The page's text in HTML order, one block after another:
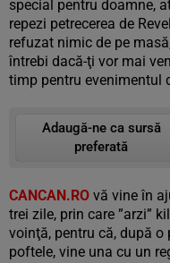
special pentru doamne,
repezi petrecerea de
refuzat nimic de pe
întrebi dacă-ţi vor mai
timp pentru evenimentul
Adaugă-ne ca sursă
preferată
CANCAN.RO vă vine în
trei zile, prin care ”arzi”
voinţă, pentru că, după
poftele, vine una cu un